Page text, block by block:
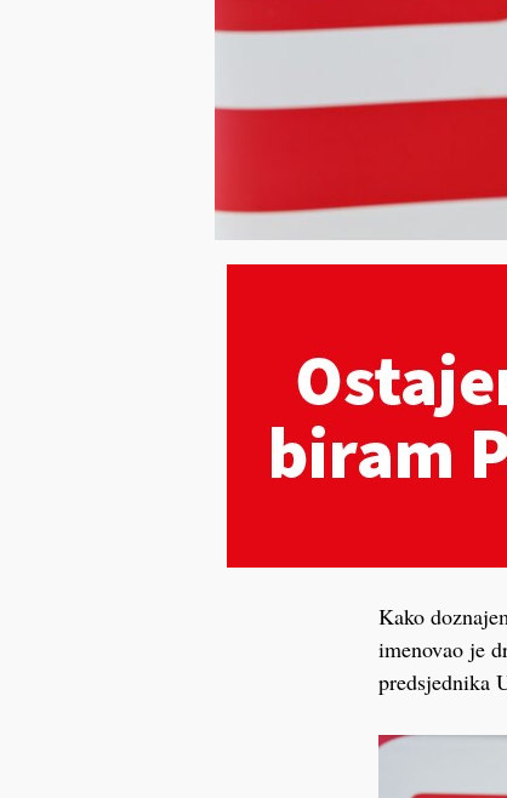
Kako
imenovao je
predsjednika